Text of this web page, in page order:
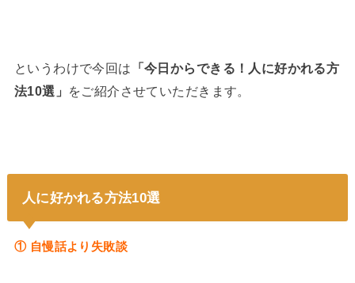
というわけで今回は 「今日からできる！ 人に好かれる方
法10選」 をご紹介させていただきます。
人に好かれる方法10選
① 自慢話より失敗談